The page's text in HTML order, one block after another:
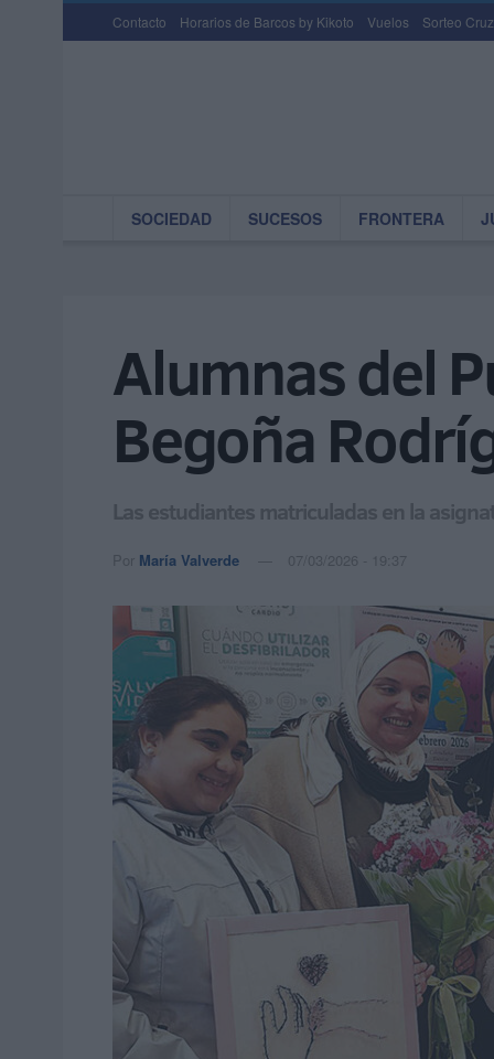
Contacto Horarios de Barcos by Kikoto Vuelos Sorteo
SOCIEDAD SUCESOS FRONTERA
Alumnas del
Begoña
Las estudiantes matriculadas en la
Por María Valverde 07/03/2026 - 19:37